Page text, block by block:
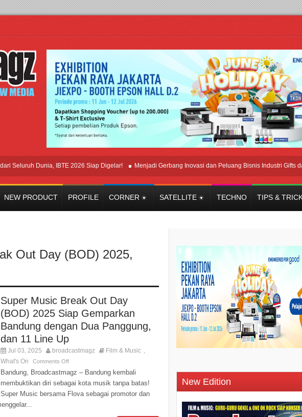
Dunia, IBTE 2026 Siap Digelar! Menjadi Gerbang Inovasi dan Peluang Bisnis Industri Gifts dan
NEW PRODUCT PROFILE CORNER SATELLITE TECHNO TIPS &
Out Day (BOD) 2025,
Super Music Break Out Day
(BOD) 2025 Siap Gemparkan
Bandung dengan Dua Panggung,
dan 11 Line Up
Jul 03, 2025 broadcastmagz Film & Music
What's On Comments Off
Bandung, Broadcastmagz – Bandung kembali
membuktikan diri sebagai kota musik tanpa batas!
Super Music bersama Flova sebagai promotor dan
New Edition